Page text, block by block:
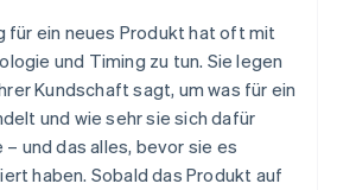
Anpassungen vornehmen?
Modelle oder
und anpassen
für ein neues Produkt hat oft mit
und Timing zu tun. Sie legen
Kundschaft sagt, um was für ein
und wie sehr sie sich dafür
und das alles, bevor sie es
haben. Sobald das Produkt auf